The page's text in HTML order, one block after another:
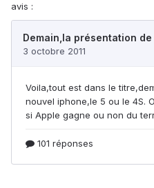
avis :